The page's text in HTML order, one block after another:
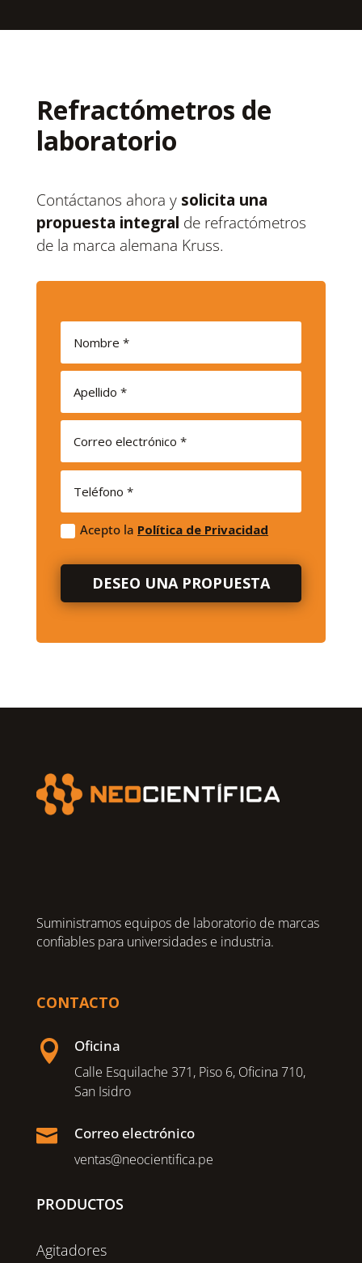
Refractómetros de
laboratorio
Contáctanos ahora y solicita una
propuesta integral de refractómetros
de la marca alemana Kruss.
Acepto la Política de Privacidad
DESEO UNA PROPUESTA
Suministramos equipos de laboratorio de marcas
confiables para universidades e industria.
CONTACTO
 Oficina
Calle Esquilache 371, Piso 6, Oficina 710,
San Isidro
 Correo electrónico
ventas@neocientifica.pe
PRODUCTOS
Agitadores